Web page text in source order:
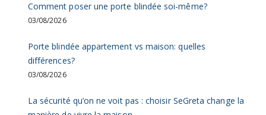
Comment poser une porte blindée soi-même?
03/08/2026
Porte blindée appartement vs maison: quelles
différences?
03/08/2026
La sécurité qu’on ne voit pas : choisir SeGreta change la